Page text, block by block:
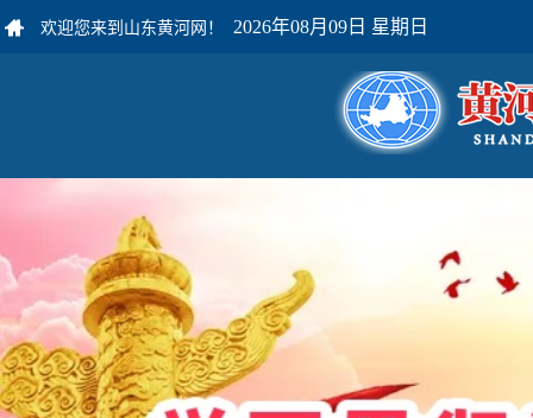
欢迎您来到山东黄河网！ 2026年08月09日 星期日